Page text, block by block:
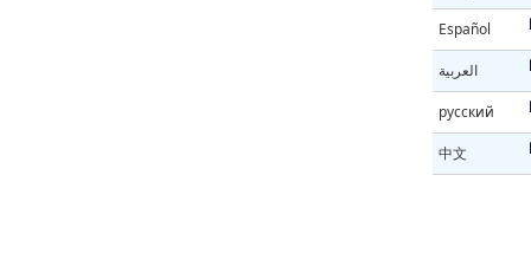
Español
العربية
русский
中文